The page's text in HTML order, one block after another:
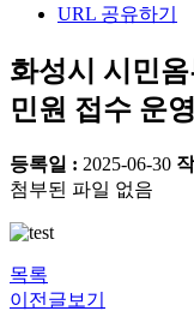
URL 공유하기
화성시 시민
민원 접수 운영
등록일 : 2025-06-30
첨부된 파일 없음
목록
이전글보기